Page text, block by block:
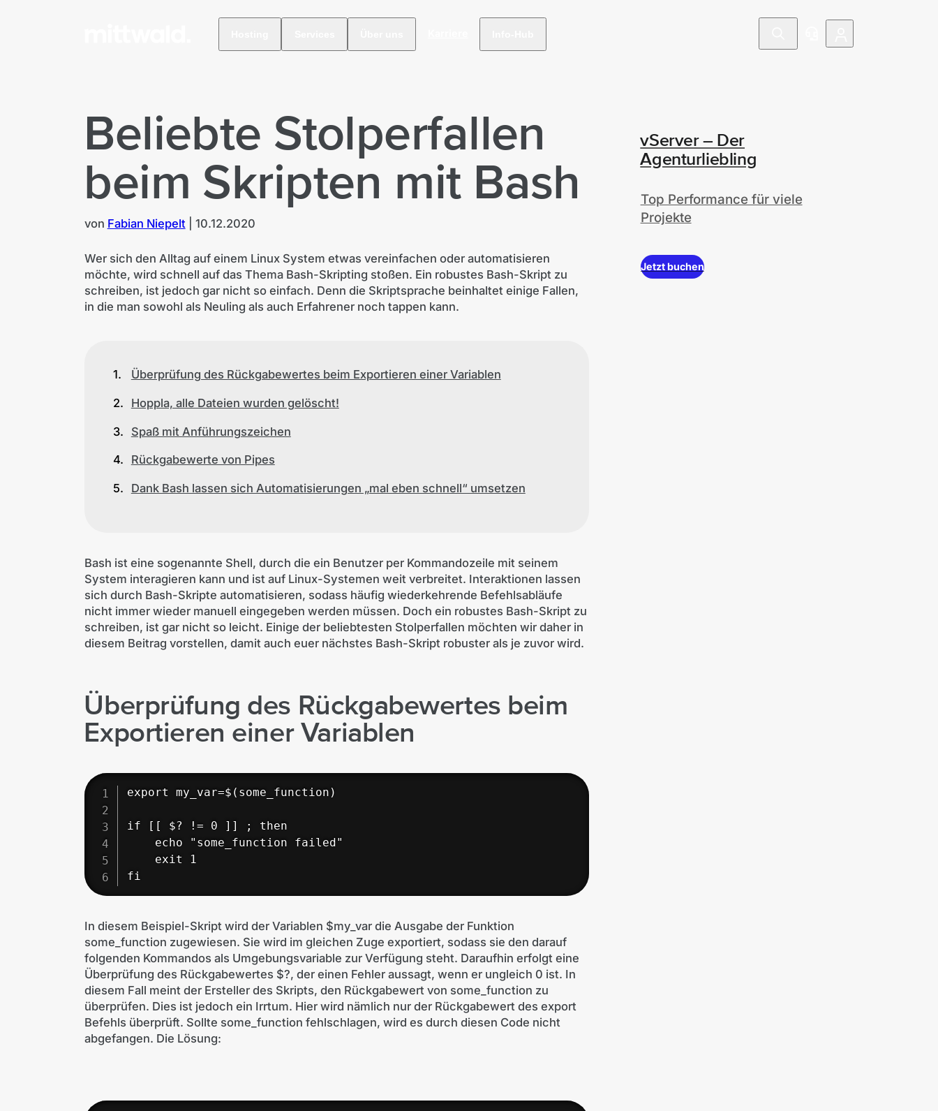
Beliebte Stolperfallen
beim Skripten mit Bash
von Fabian Niepelt| 10.12.2020
Wer sich den Alltag auf einem Linux System etwas vereinfachen oder automatisieren
möchte, wird schnell auf das Thema Bash-Skripting stoßen. Ein robustes Bash-Skript zu
schreiben, ist jedoch gar nicht so einfach. Denn die Skriptsprache beinhaltet einige Fallen,
in die man sowohl als Neuling als auch Erfahrener noch tappen kann.
Überprüfung des Rückgabewertes beim Exportieren einer Variablen
Hoppla, alle Dateien wurden gelöscht!
Spaß mit Anführungszeichen
Rückgabewerte von Pipes
Dank Bash lassen sich Automatisierungen „mal eben schnell“ umsetzen
Bash ist eine sogenannte Shell, durch die ein Benutzer per Kommandozeile mit seinem
System interagieren kann und ist auf Linux-Systemen weit verbreitet. Interaktionen lassen
sich durch Bash-Skripte automatisieren, sodass häufig wiederkehrende Befehlsabläufe
nicht immer wieder manuell eingegeben werden müssen. Doch ein robustes Bash-Skript zu
schreiben, ist gar nicht so leicht. Einige der beliebtesten Stolperfallen möchten wir daher in
diesem Beitrag vorstellen, damit auch euer nächstes Bash-Skript robuster als je zuvor wird.
Überprüfung des Rückgabewertes beim
Exportieren einer Variablen
export my_var=$(some_function)
if [[ $? != 0 ]] ; then
    echo "some_function failed"
    exit 1
fi
In diesem Beispiel-Skript wird der Variablen $my_var die Ausgabe der Funktion
some_function zugewiesen. Sie wird im gleichen Zuge exportiert, sodass sie den darauf
folgenden Kommandos als Umgebungsvariable zur Verfügung steht. Daraufhin erfolgt eine
Überprüfung des Rückgabewertes $?, der einen Fehler aussagt, wenn er ungleich 0 ist. In
diesem Fall meint der Ersteller des Skripts, den Rückgabewert von some_function zu
überprüfen. Dies ist jedoch ein Irrtum. Hier wird nämlich nur der Rückgabewert des export
Befehls überprüft. Sollte some_function fehlschlagen, wird es durch diesen Code nicht
abgefangen. Die Lösung:
vServer – Der
Agenturliebling
Top Performance für viele
Projekte
Jetzt buchen